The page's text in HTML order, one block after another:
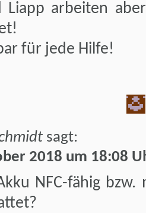
Liapp arbeiten
für jede Hilfe!
sagt:
2018 um 18:08
NFC-fähig